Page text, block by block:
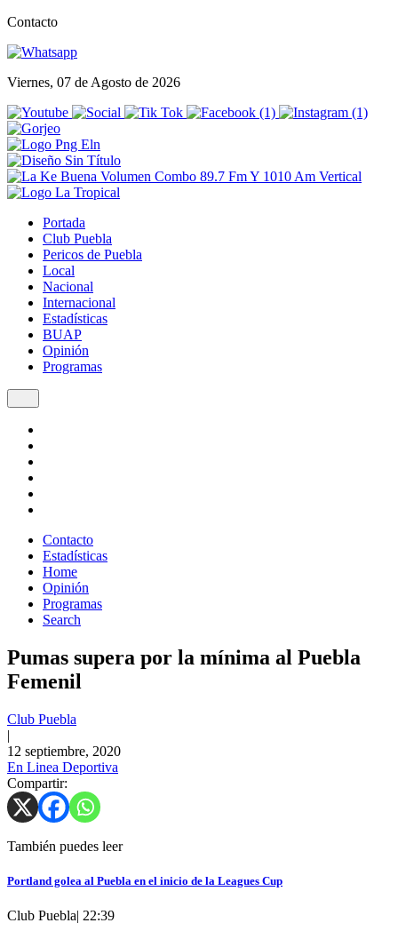
Contacto
Viernes, 07 de Agosto de 2026
Portada
Club Puebla
Pericos de Puebla
Local
Nacional
Internacional
Estadísticas
BUAP
Opinión
Programas
Contacto
Estadísticas
Home
Opinión
Programas
Search
Pumas supera por la mínima al Puebla
Femenil
Club Puebla
|
12 septiembre, 2020
En Linea Deportiva
Compartir:
También puedes leer
Portland golea al Puebla en el inicio de la Leagues Cup
Club Puebla| 22:39